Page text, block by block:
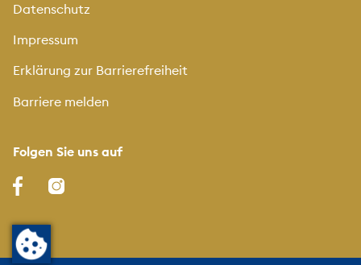
Datenschutz
Impressum
Erklärung zur Barrierefreiheit
Barriere melden
Folgen Sie uns auf